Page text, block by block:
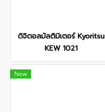
ดิจิตอลมัลติมิเตอร์ Kyoritsu
KEW 1021
New